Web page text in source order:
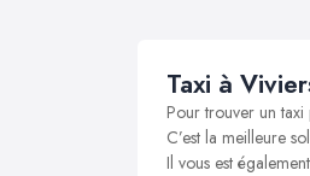
Taxi à
Pour trouver un
C’est la meilleure
Il vous est